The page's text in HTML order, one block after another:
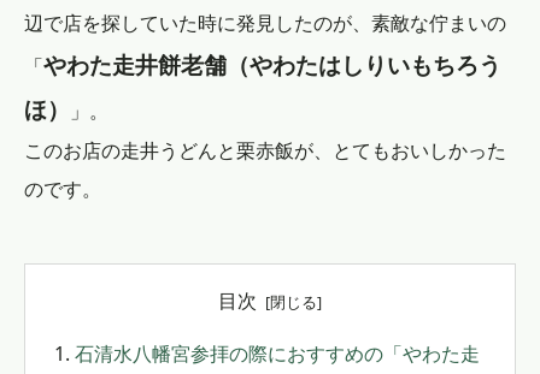
辺で店を探していた時に発見したのが、素敵な佇まいの
「やわた走井餅老舗（やわたはしりいもちろう
ほ） 」。
このお店の走井うどんと栗赤飯が、とてもおいしかった
のです。
目次
石清水八幡宮参拝の際におすすめの「やわた走